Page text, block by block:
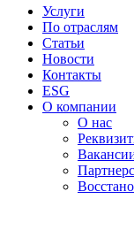
Услуги
По отраслям
Статьи
Новости
Контакты
ESG
О компании
О нас